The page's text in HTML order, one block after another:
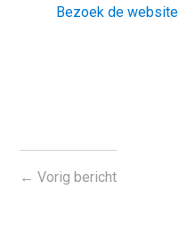
Bezoek de website
←Vorig bericht